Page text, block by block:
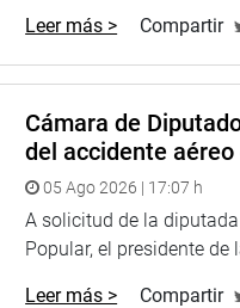
de
de participación
se hicieron presente a
Universidad
San Ignacio de Loyola,
Champagnat y
Leer más > Compartir
Cámara de
del accidente aéreo
05 Ago 2026 | 17:07 h
A solicitud de la
Popular, el presidente de
Leer más > Compartir